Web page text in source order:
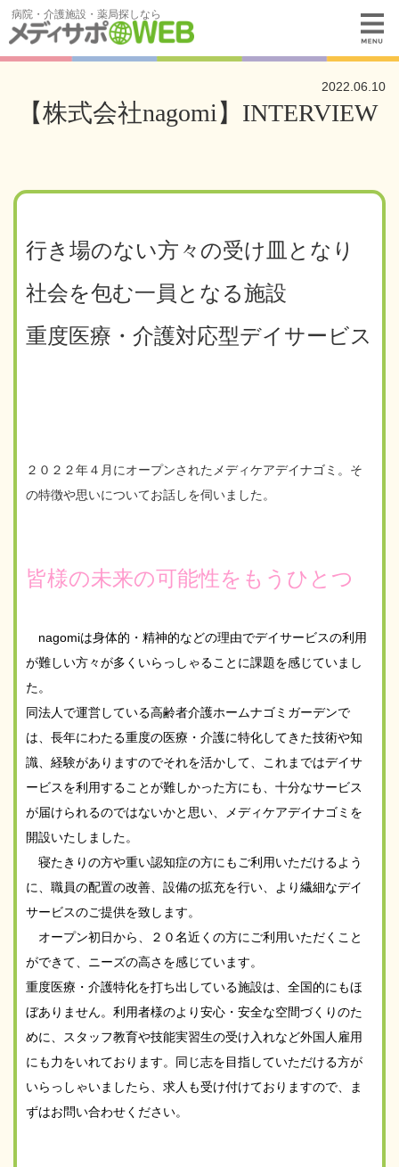
病院・介護施設・薬局探しなら
2022.06.10
【株式会社nagomi】INTERVIEW
行き場のない方々の受け皿となり
社会を包む一員となる施設
重度医療・介護対応型デイサービス
２０２２年４月にオープンされたメディケアデイナゴミ。そ
の特徴や思いについてお話しを伺いました。
皆様の未来の可能性をもうひとつ
nagomiは身体的・精神的などの理由でデイサービスの利用
が難しい方々が多くいらっしゃることに課題を感じていまし
た。
同法人で運営している高齢者介護ホームナゴミガーデンで
は、長年にわたる重度の医療・介護に特化してきた技術や知
識、経験がありますのでそれを活かして、これまではデイサ
ービスを利用することが難しかった方にも、十分なサービス
が届けられるのではないかと思い、メディケアデイナゴミを
開設いたしました。
寝たきりの方や重い認知症の方にもご利用いただけるよう
に、職員の配置の改善、設備の拡充を行い、より繊細なデイ
サービスのご提供を致します。
オープン初日から、２０名近くの方にご利用いただくこと
ができて、ニーズの高さを感じています。
重度医療・介護特化を打ち出している施設は、全国的にもほ
ぼありません。利用者様のより安心・安全な空間づくりのた
めに、スタッフ教育や技能実習生の受け入れなど外国人雇用
にも力をいれております。同じ志を目指していただける方が
いらっしゃいましたら、求人も受け付けておりますので、ま
ずはお問い合わせください。